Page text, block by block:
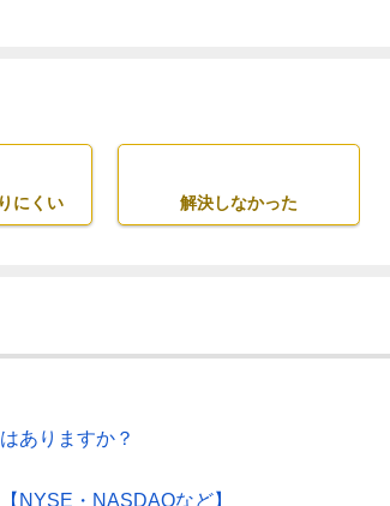
にくい 解決しなかった
ありますか？
NYSE・NASDAQなど】